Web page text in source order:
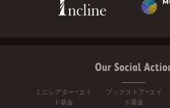
Our Social
ミニシアター・エイ
ド基金
ブックストア・エイ
ド基金